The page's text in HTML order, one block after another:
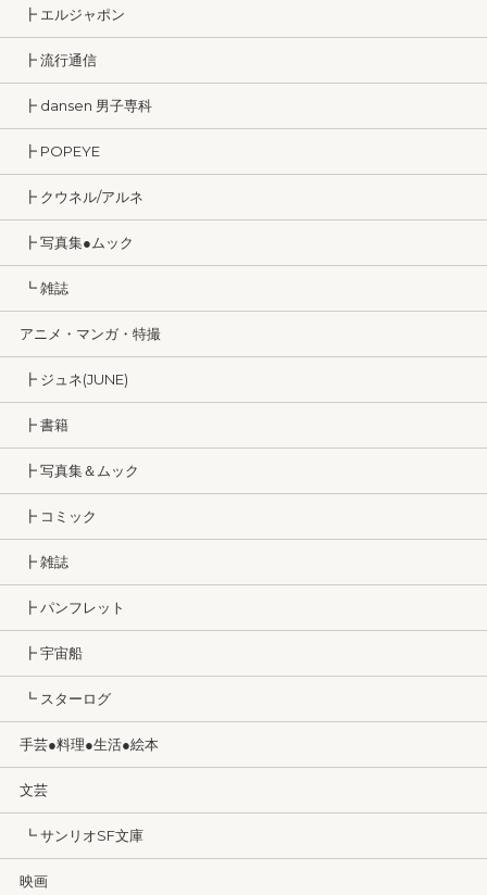
┣ エルジャポン
┣ 流行通信
┣ dansen 男子専科
┣ POPEYE
┣ クウネル/アルネ
┣ 写真集●ムック
┗ 雑誌
アニメ・マンガ・特撮
┣ ジュネ(JUNE)
┣ 書籍
┣ 写真集＆ムック
┣ コミック
┣ 雑誌
┣ パンフレット
┣ 宇宙船
┗ スターログ
手芸●料理●生活●絵本
文芸
┗ サンリオSF文庫
映画